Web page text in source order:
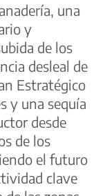
una
y
de los
desleal de
Estratégico
y una sequía
desde
de los
el futuro
clave